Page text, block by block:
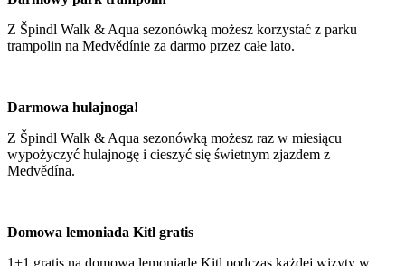
Z Špindl Walk & Aqua sezonówką możesz korzystać z parku
trampolin na Medvědínie za darmo przez całe lato.
Darmowa hulajnoga!
Z Špindl Walk & Aqua sezonówką możesz raz w miesiącu
wypożyczyć hulajnogę i cieszyć się świetnym zjazdem z
Medvědína.
Domowa lemoniada Kitl gratis
1+1 gratis na domową lemoniadę Kitl podczas każdej wizyty w